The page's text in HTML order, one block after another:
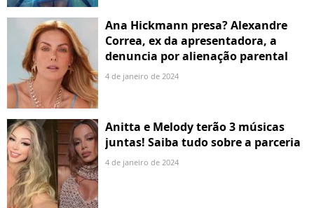
Ana Hickmann presa? Alexandre
Correa, ex da apresentadora, a
denuncia por alienação parental
4 de janeiro de 2024
Anitta e Melody terão 3 músicas
juntas! Saiba tudo sobre a parceria
4 de janeiro de 2024